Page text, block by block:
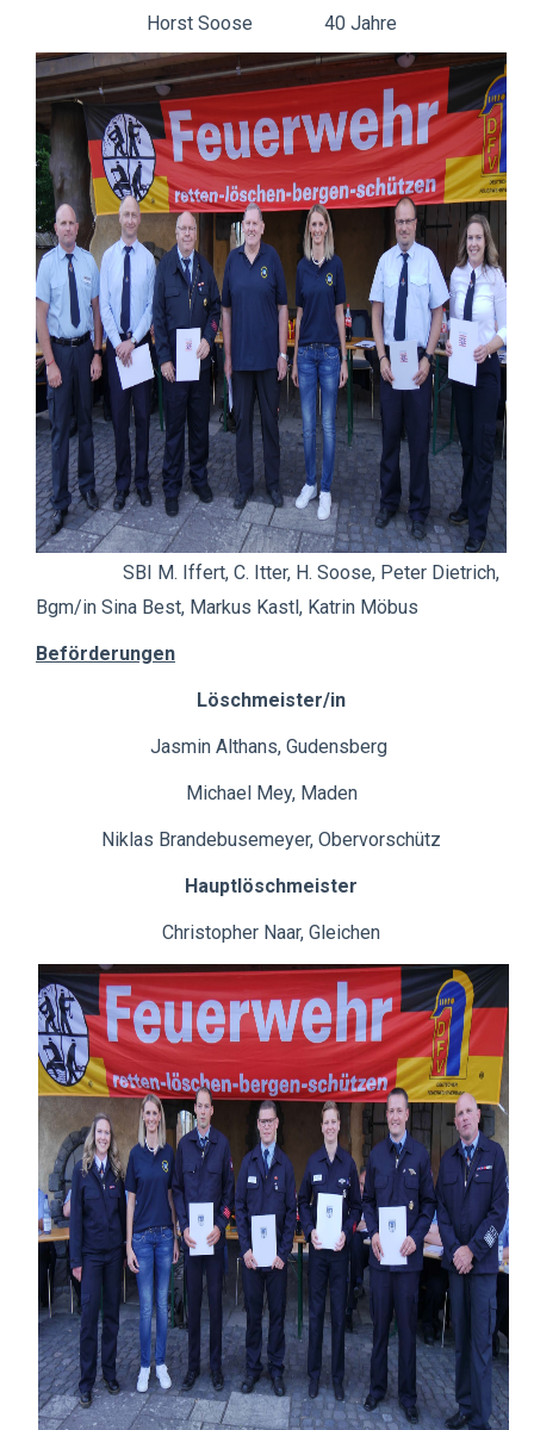
Horst Soose 40 Jahre
SBI M. Iffert, C. Itter, H. Soose, Peter Dietrich,
Bgm/in Sina Best, Markus Kastl, Katrin Möbus
Beförderungen
Löschmeister/in
Jasmin Althans, Gudensberg
Michael Mey, Maden
Niklas Brandebusemeyer, Obervorschütz
Hauptlöschmeister
Christopher Naar, Gleichen